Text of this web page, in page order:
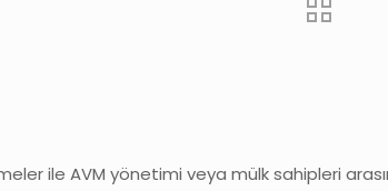
ile AVM yönetimi veya mülk sahipleri